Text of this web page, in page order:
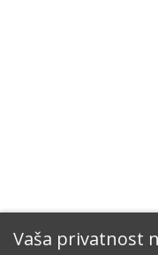
Vaša privatnost